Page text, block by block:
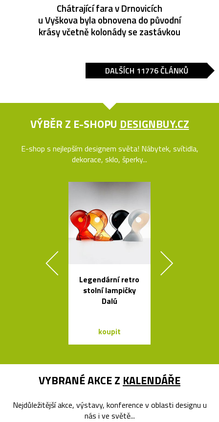
Chátrající fara v Drnovicích
u Vyškova byla obnovena do původní
krásy včetně kolonády se zastávkou
DALŠÍCH 11776 ČLÁNKŮ
VÝBĚR Z E-SHOPU DESIGNBUY.CZ
E-shop s nejlepším designem světa! Nábytek, svítidla,
dekorace, sklo, šperky...
Legendární retro
stolní lampičky
Dalú
koupit
VYBRANÉ AKCE Z KALENDÁŘE
Nejdůležitější akce, výstavy, konference v oblasti designu u
nás i ve světě...